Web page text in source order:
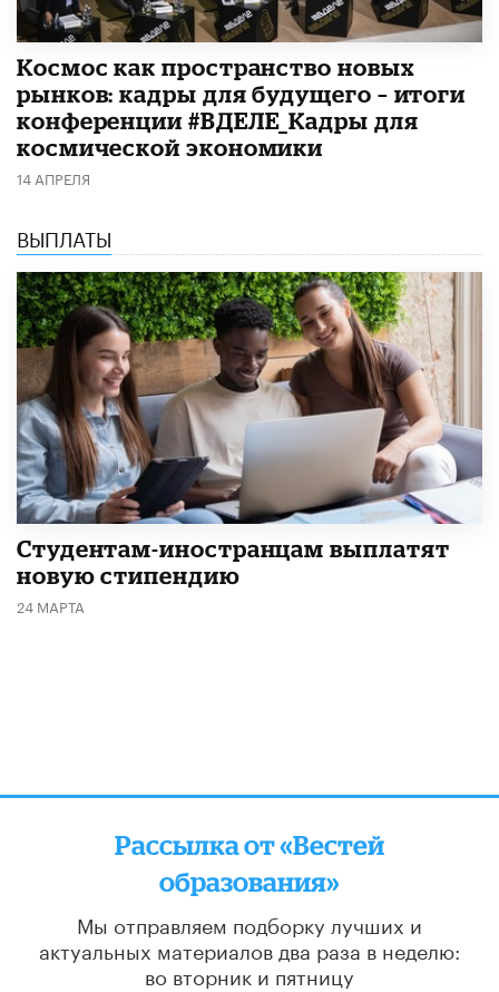
Космос как пространство новых
рынков: кадры для будущего – итоги
конференции #ВДЕЛЕ_Кадры для
космической экономики
14 АПРЕЛЯ
ВЫПЛАТЫ
Студентам-иностранцам выплатят
новую стипендию
24 МАРТА
Рассылка от «Вестей
образования»
Мы отправляем подборку лучших и
актуальных материалов два раза в неделю:
во вторник и пятницу